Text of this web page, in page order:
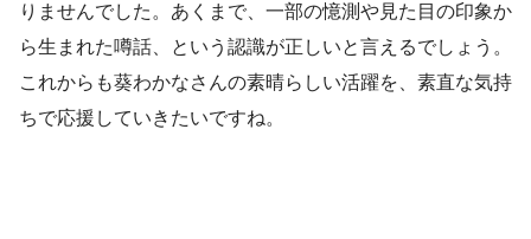
りませんでした。あくまで、一部の憶測や見た目の印象か
ら生まれた噂話、という認識が正しいと言えるでしょう。
これからも葵わかなさんの素晴らしい活躍を、素直な気持
ちで応援していきたいですね。